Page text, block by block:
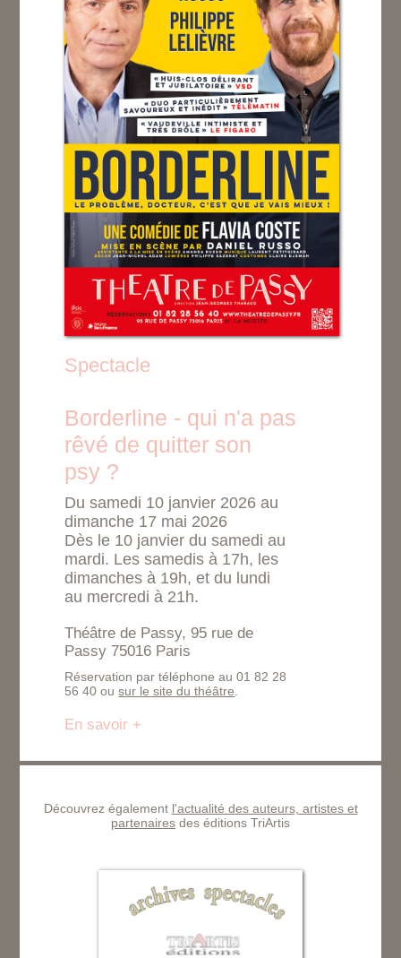
Spectacle
Borderline - qui n'a pas
rêvé de quitter son
psy ?
Du samedi 10 janvier 2026 au
dimanche 17 mai 2026
Dès le 10 janvier du samedi au
mardi. Les samedis à 17h, les
dimanches à 19h, et du lundi
au mercredi à 21h.
Théâtre de Passy, 95 rue de
Passy 75016 Paris
Réservation par téléphone au 01 82 28
56 40 ousur le site du théâtre
En savoir +
Découvrez également l'actualité des auteurs, artistes et
partenaires des éditions TriArtis